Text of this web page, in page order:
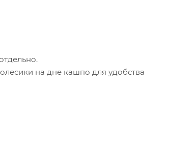
на дне кашпо для удобства